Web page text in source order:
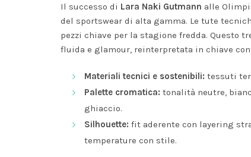
Il successo di Lara Naki Gutmann alle
del sportswear di alta gamma. Le tute
pezzi chiave per la stagione fredda.
fluida e glamour, reinterpretata in chiave
Materiali tecnici e sostenibili: tessuti
Palette cromatica: tonalità neutre,
ghiaccio.
Silhouette: fit aderente con layering
temperature con stile.